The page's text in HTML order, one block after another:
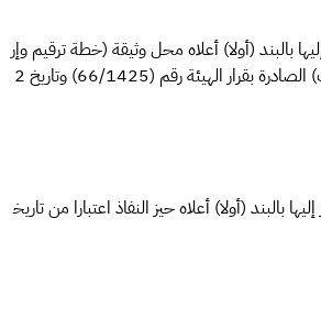
بالبند (أولا) أعلاه محل وثيقة (خطة ترقيم وإر
شادات رموز نقاط الاشارات) الصادرة بقرار الهيئة رقم (66/1425) وتاريخ 2
بالبند (أولا) أعلاه حيز النفاذ اعتبارا من تاريخ